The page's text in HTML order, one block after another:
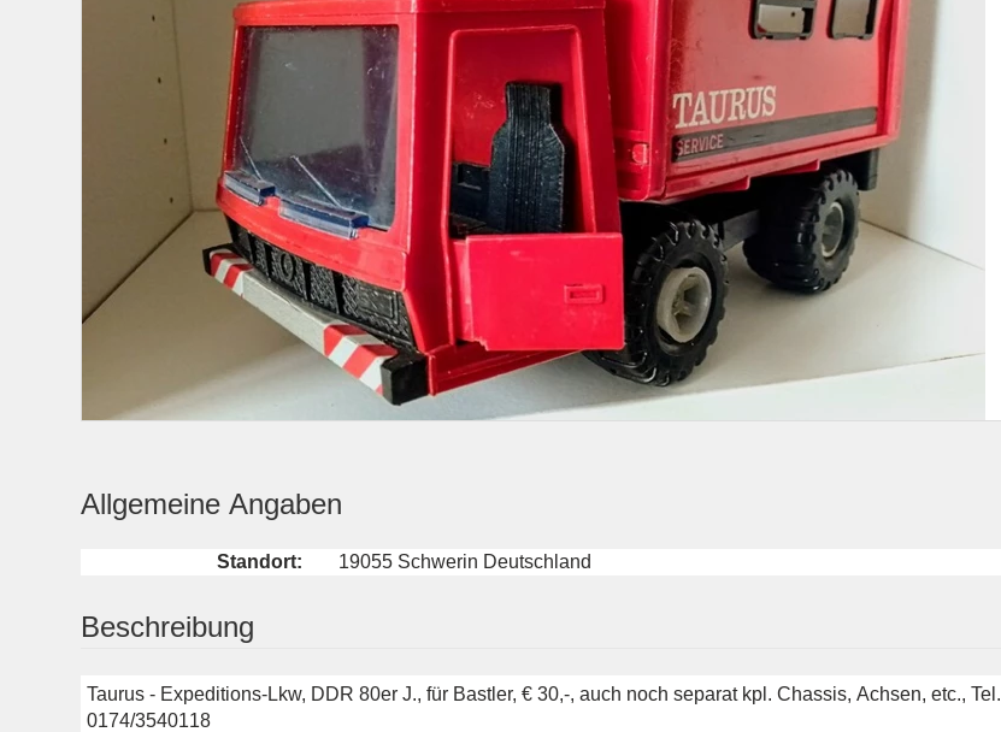
Allgemeine Angaben
Standort: 19055 Schwerin Deutschland
Beschreibung
Taurus - Expeditions-Lkw, DDR 80er J., für Bastler, € 30,-, auch noch separat kpl. Chassis, Achsen, etc., Tel.
0174/3540118